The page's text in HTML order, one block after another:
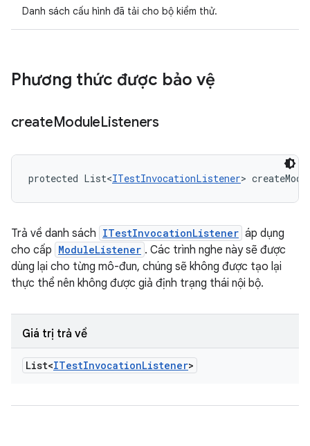
Danh sách cấu hình đã tải cho bộ kiểm thử.
Phương thức được bảo vệ
createModuleListeners
protected List<ITestInvocationListener>
Trả về danh sách ITestInvocationListener áp dụng
cho cấp ModuleListener . Các trình nghe này sẽ được
dùng lại cho từng mô-đun, chúng sẽ không được tạo lại
thực thể nên không được giả định trạng thái nội bộ.
Giá trị trả về
List<ITestInvocationListener>